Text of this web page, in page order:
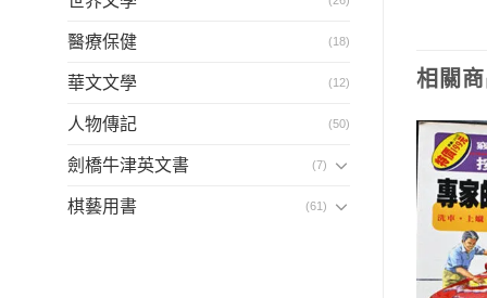
醫療保健 (18)
華文文學 (12)
人物傳記 (50)
劍橋牛津英文書 (7)
棋藝用書 (61)
相關